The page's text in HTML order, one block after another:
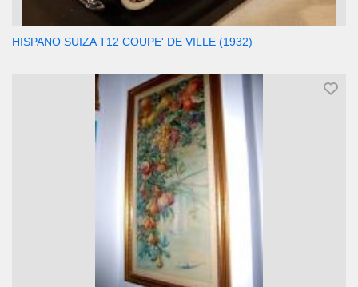
HISPANO SUIZA T12 COUPE' DE VILLE (1932)